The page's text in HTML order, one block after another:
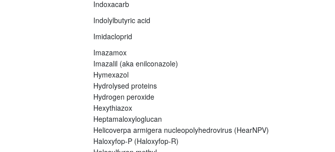
Indoxacarb
Indolylbutyric acid
Imidacloprid
Imazamox
Imazalil (aka enilconazole)
Hymexazol
Hydrolysed proteins
Hydrogen peroxide
Hexythiazox
Heptamaloxyloglucan
Helicoverpa armigera nucleopolyhedrovirus (HearNPV)
Haloxyfop-P (Haloxyfop-R)